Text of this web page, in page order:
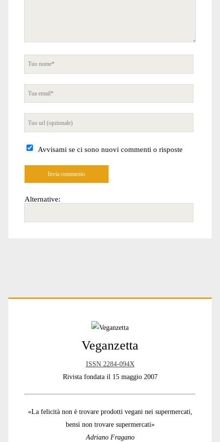
nome
email
sito
Avvisami se ci sono nuovi commenti o risposte
Alternative:
Primary
Veganzetta
ISSN 2284-094X
Rivista fondata il 15 maggio 2007
«La felicità non è trovare prodotti vegani nei supermercati,
bensì non trovare supermercati»
Adriano Fragano